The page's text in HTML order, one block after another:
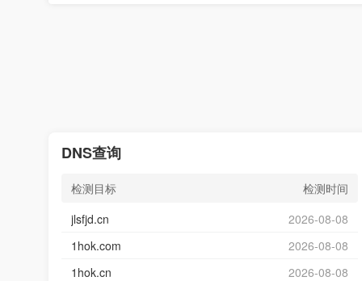
DNS查询
检测目标
检测时间
jlsfjd.cn
2026-08-08
1hok.com
2026-08-08
1hok.cn
2026-08-08